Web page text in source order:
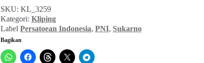
Indonesia,
20
Januari
1931)
SKU: KL_3259
Kategori: Kliping
Label Persatoean Indonesia, PNI, Sukarno
Bagikan